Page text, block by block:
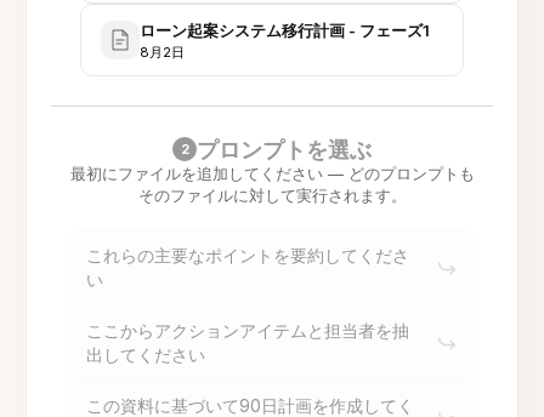
ローン起案システム移行計画 - フェーズ1
8月2日
2 プロンプトを選ぶ
最初にファイルを追加してください — どのプロンプトも
そのファイルに対して実行されます。
これらの主要なポイントを要約してくださ
い
ここからアクションアイテムと担当者を抽
出してください
この資料に基づいて90日計画を作成してく